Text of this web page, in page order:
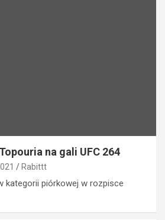
na gali UFC 264
Rabittt
kategorii piórkowej w rozpisce